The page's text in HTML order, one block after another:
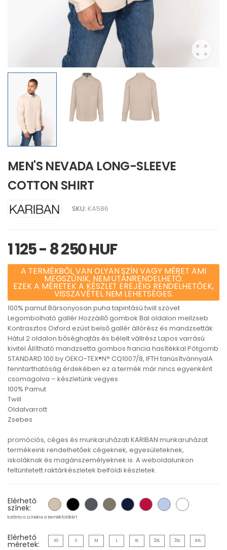
MEN'S NEVADA LONG-SLEEVE
COTTON SHIRT
SKU: KA586
1 125 - 8 250 HUF
A TERMÉKBŐL VAN OLYAN SZÍN VAGY MÉRET AMI
MEGSZŰNIK, NEM UTÁNRENDELHETŐ.
EZEK A MÉRETEK A KÉSZLET EREJÉIG RENDELHETŐEK,
VISSZAVÉTEL NEM LEHETSÉGES.
100% pamut Bársonyosan puha tapintású twill szövet
Legombolható gallér Hozzáillő gombok Bal oldalon mellzseb
Kontrasztos Oxford ezüst belső gallér állórész és mandzsetták
Hátul 2 oldalon bőséghajtás és bélelt vállrész Lapos varrású
kivitel Állítható mandzsetta gombos francia hasítékkal Pótgomb
STANDARD 100 by OEKO-TEX®N° CQ1007/8, IFTH tanúsítvánnyalA
fenntarthatóság érdekében ez a termék már nincs egyenként
csomagolva – készletünk vegyes
100% Pamut
Twill
Oldalvarrott
Zsebes
promóciós, céges és munkaruházati KARIBAN munkaruházat
termékeink rendelhetőek cégeknek, egyesületeknek,
iskoláknak és magánszemélyeknek is. A weboldalunkon
feltüntetett raktárkészletek belföldi készletek.
Elérhető
színek:
kattints a színekre a termékfotókért
Elérhető
méretek: XS S M L XL 2XL 3XL 4XL